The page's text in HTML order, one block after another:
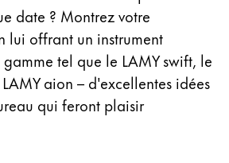
date ? Montrez votre
lui offrant un instrument
tel que le LAMY swift, le
aion – d'excellentes idées
qui feront plaisir